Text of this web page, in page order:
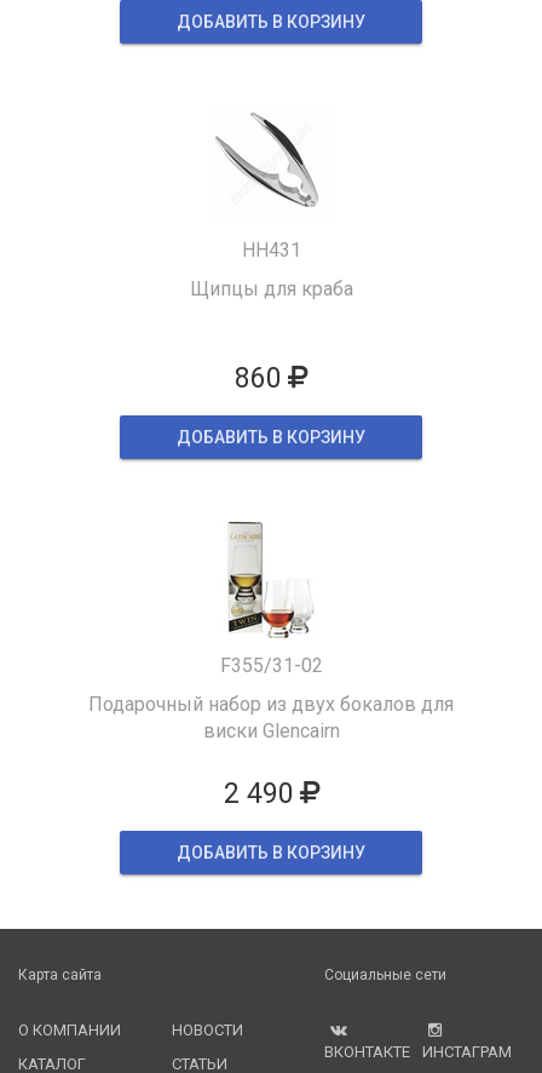
ДОБАВИТЬ В КОРЗИНУ
HH431
Щипцы для краба
860
ДОБАВИТЬ В КОРЗИНУ
F355/31-02
Подарочный набор из двух бокалов для
виски Glencairn
2 490
ДОБАВИТЬ В КОРЗИНУ
Карта сайта
О КОМПАНИИ
КАТАЛОГ
НОВОСТИ
СТАТЬИ
Социальные сети
ВКОНТАКТЕ ИНСТАГРАМ